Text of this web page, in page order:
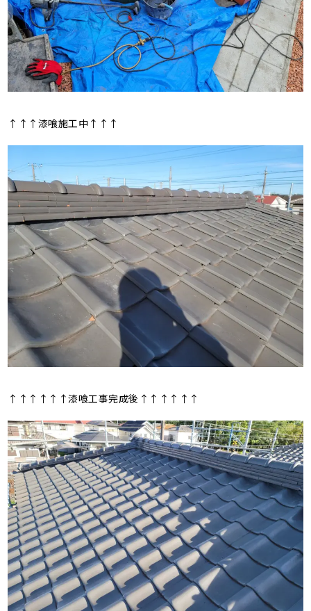
↑↑↑漆喰施工中↑↑↑
↑↑↑↑↑↑漆喰工事完成後↑↑↑↑↑↑